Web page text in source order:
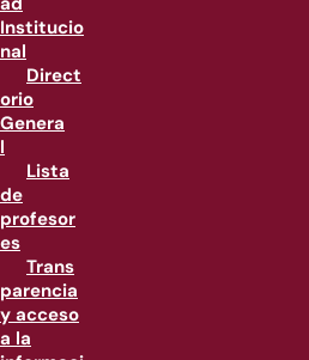
Institucio
nal
Direct
orio
Genera
l
Lista
de
profesor
es
Trans
parencia
y acceso
a la